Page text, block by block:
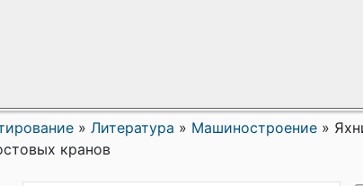
» Литература » Машиностроение »
кранов